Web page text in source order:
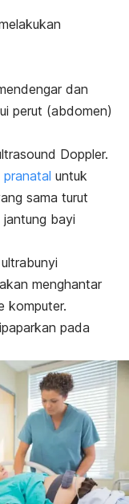
dan
perut (abdomen)
Doppler.
pranatal untuk
sama turut
bayi
menghantar
komputer.
pada